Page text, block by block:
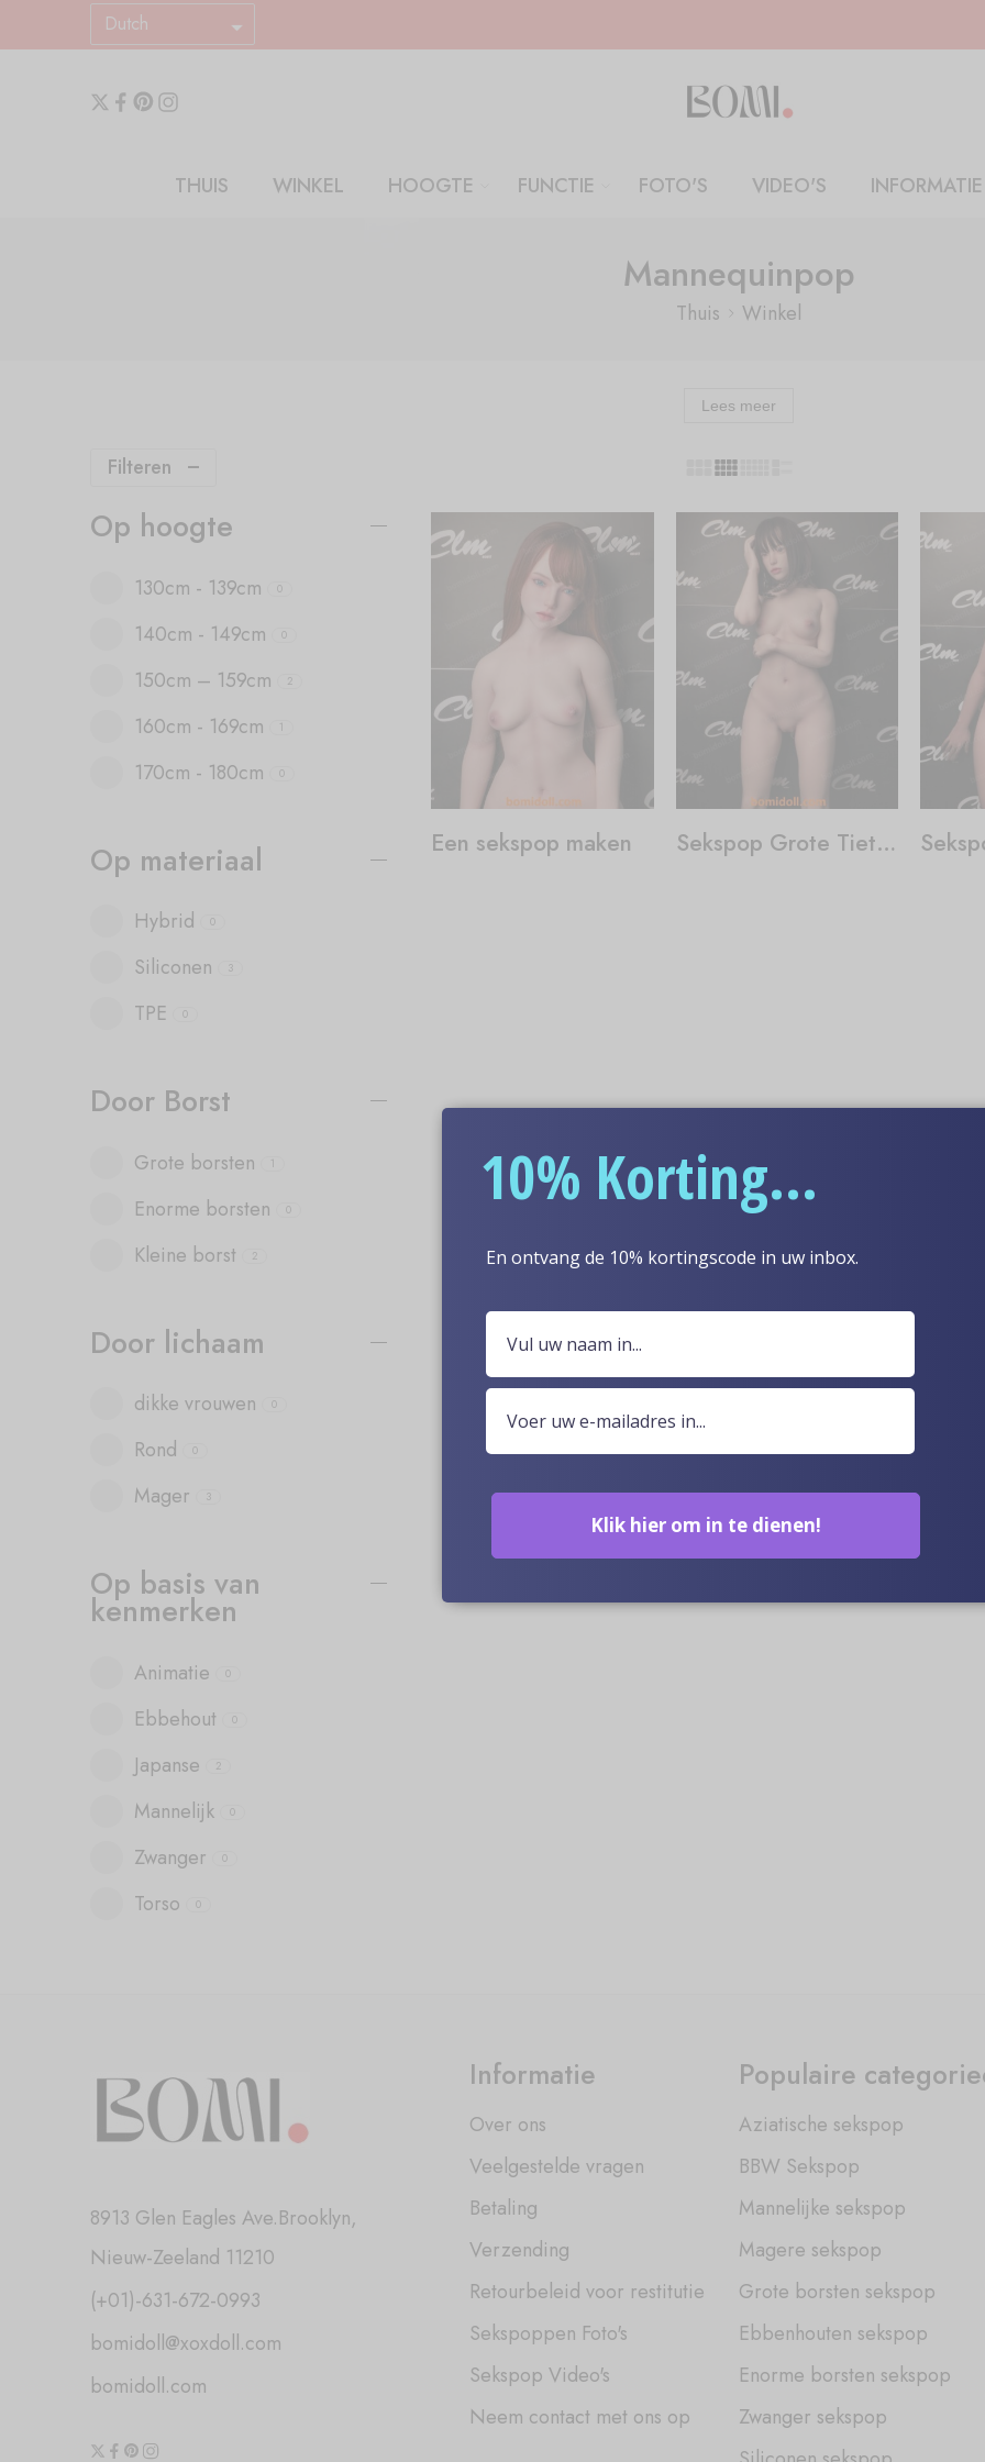
Dutch
THUIS WINKEL HOOGTE FUNCTIE FOTO'S VIDEO'S INFORMATIE
Mannequinpop
Thuis Winkel
Lees meer
Filteren
Een sekspop maken Sekspop Grote Tieten
Op hoogte
130cm - 139cm 0
140cm - 149cm 0
150cm – 159cm 2
160cm - 169cm 1
170cm - 180cm 0
Op materiaal
Hybrid 0
Siliconen 3
TPE 0
Door Borst
Grote borsten 1
Enorme borsten 0
Kleine borst 2
Door lichaam
dikke vrouwen 0
Rond 0
Mager 3
Op basis van
kenmerken
Animatie 0
Ebbehout 0
Japanse 2
Mannelijk 0
Zwanger 0
Torso 0
8913 Glen Eagles Ave.Brooklyn,
Nieuw-Zeeland 11210
(+01)-631-672-0993
bomidoll@xoxdoll.com
bomidoll.com
Informatie
Over ons
Veelgestelde vragen
Betaling
Verzending
Retourbeleid voor restitutie
Sekspoppen Foto's
Sekspop Video's
Neem contact met ons op
Populaire
Aziatische sekspop
BBW Sekspop
Mannelijke sekspop
Magere sekspop
Grote borsten sekspop
Ebbenhouten sekspop
Enorme borsten sekspop
Zwanger sekspop
10% Korting...
En ontvang de 10% kortingscode in uw inbox.
Klik hier om in te dienen!